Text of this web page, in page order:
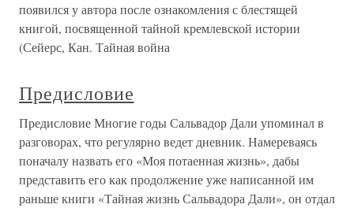
появился у автора после ознакомления с блестящей
книгой, посвященной тайной кремлевской истории
(Сейерс, Кан. Тайная война
Предисловие
Предисловие Многие годы Сальвадор Дали упоминал в
разговорах, что регулярно ведет дневник. Намереваясь
поначалу назвать его «Моя потаенная жизнь», дабы
представить его как продолжение уже написанной им
раньше книги «Тайная жизнь Сальвадора Дали», он отдал